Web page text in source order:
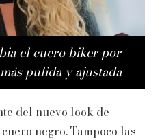
el cuero biker por
pulida y ajustada
del nuevo look de
negro. Tampoco las